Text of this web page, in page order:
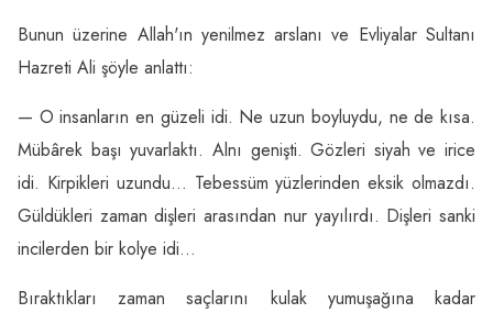
Bunun üzerine Allah'ın yenilmez arslanı ve Evliyalar Sultanı
Hazreti Ali şöyle anlattı:
— O insanların en güzeli idi. Ne uzun boyluydu, ne de kısa.
Mübârek başı yuvarlaktı. Alnı genişti. Gözleri siyah ve irice
idi. Kirpikleri uzundu… Tebessüm yüzlerinden eksik olmazdı.
Güldükleri zaman dişleri arasından nur yayılırdı. Dişleri sanki
incilerden bir kolye idi…
Bıraktıkları zaman saçlarını kulak yumuşağına kadar